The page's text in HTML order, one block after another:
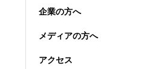
企業の方へ
メディアの方へ
アクセス